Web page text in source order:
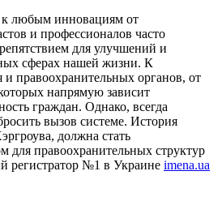
любым инновациям от
и профессионалов часто
для улучшений и
сферах нашей жизни. К
и правоохранительных органов, от
напрямую зависит
граждан. Однако, всегда
вызов системе. История
должна стать
для правоохранительных структур
регистратор №1 в Украине imena.ua